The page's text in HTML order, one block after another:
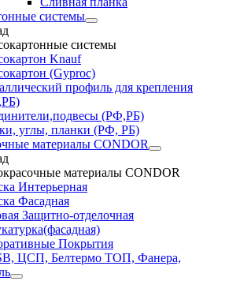
системы
системы
Knauf
(Gyproc)
профиль для крепления
(РФ,РБ)
углы, планки (РФ, РБ)
материалы CONDOR
материалы CONDOR
Интерьерная
Фасадная
Защитно-отделочная
Покрытия
ЦСП, Белтермо ТОП, Фанера,